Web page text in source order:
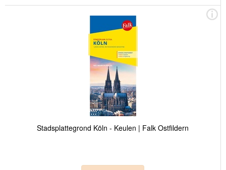
Stadsplattegrond Köln - Keulen | Falk Ostfildern